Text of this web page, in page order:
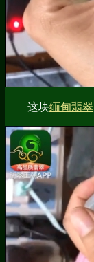
这块缅甸翡翠